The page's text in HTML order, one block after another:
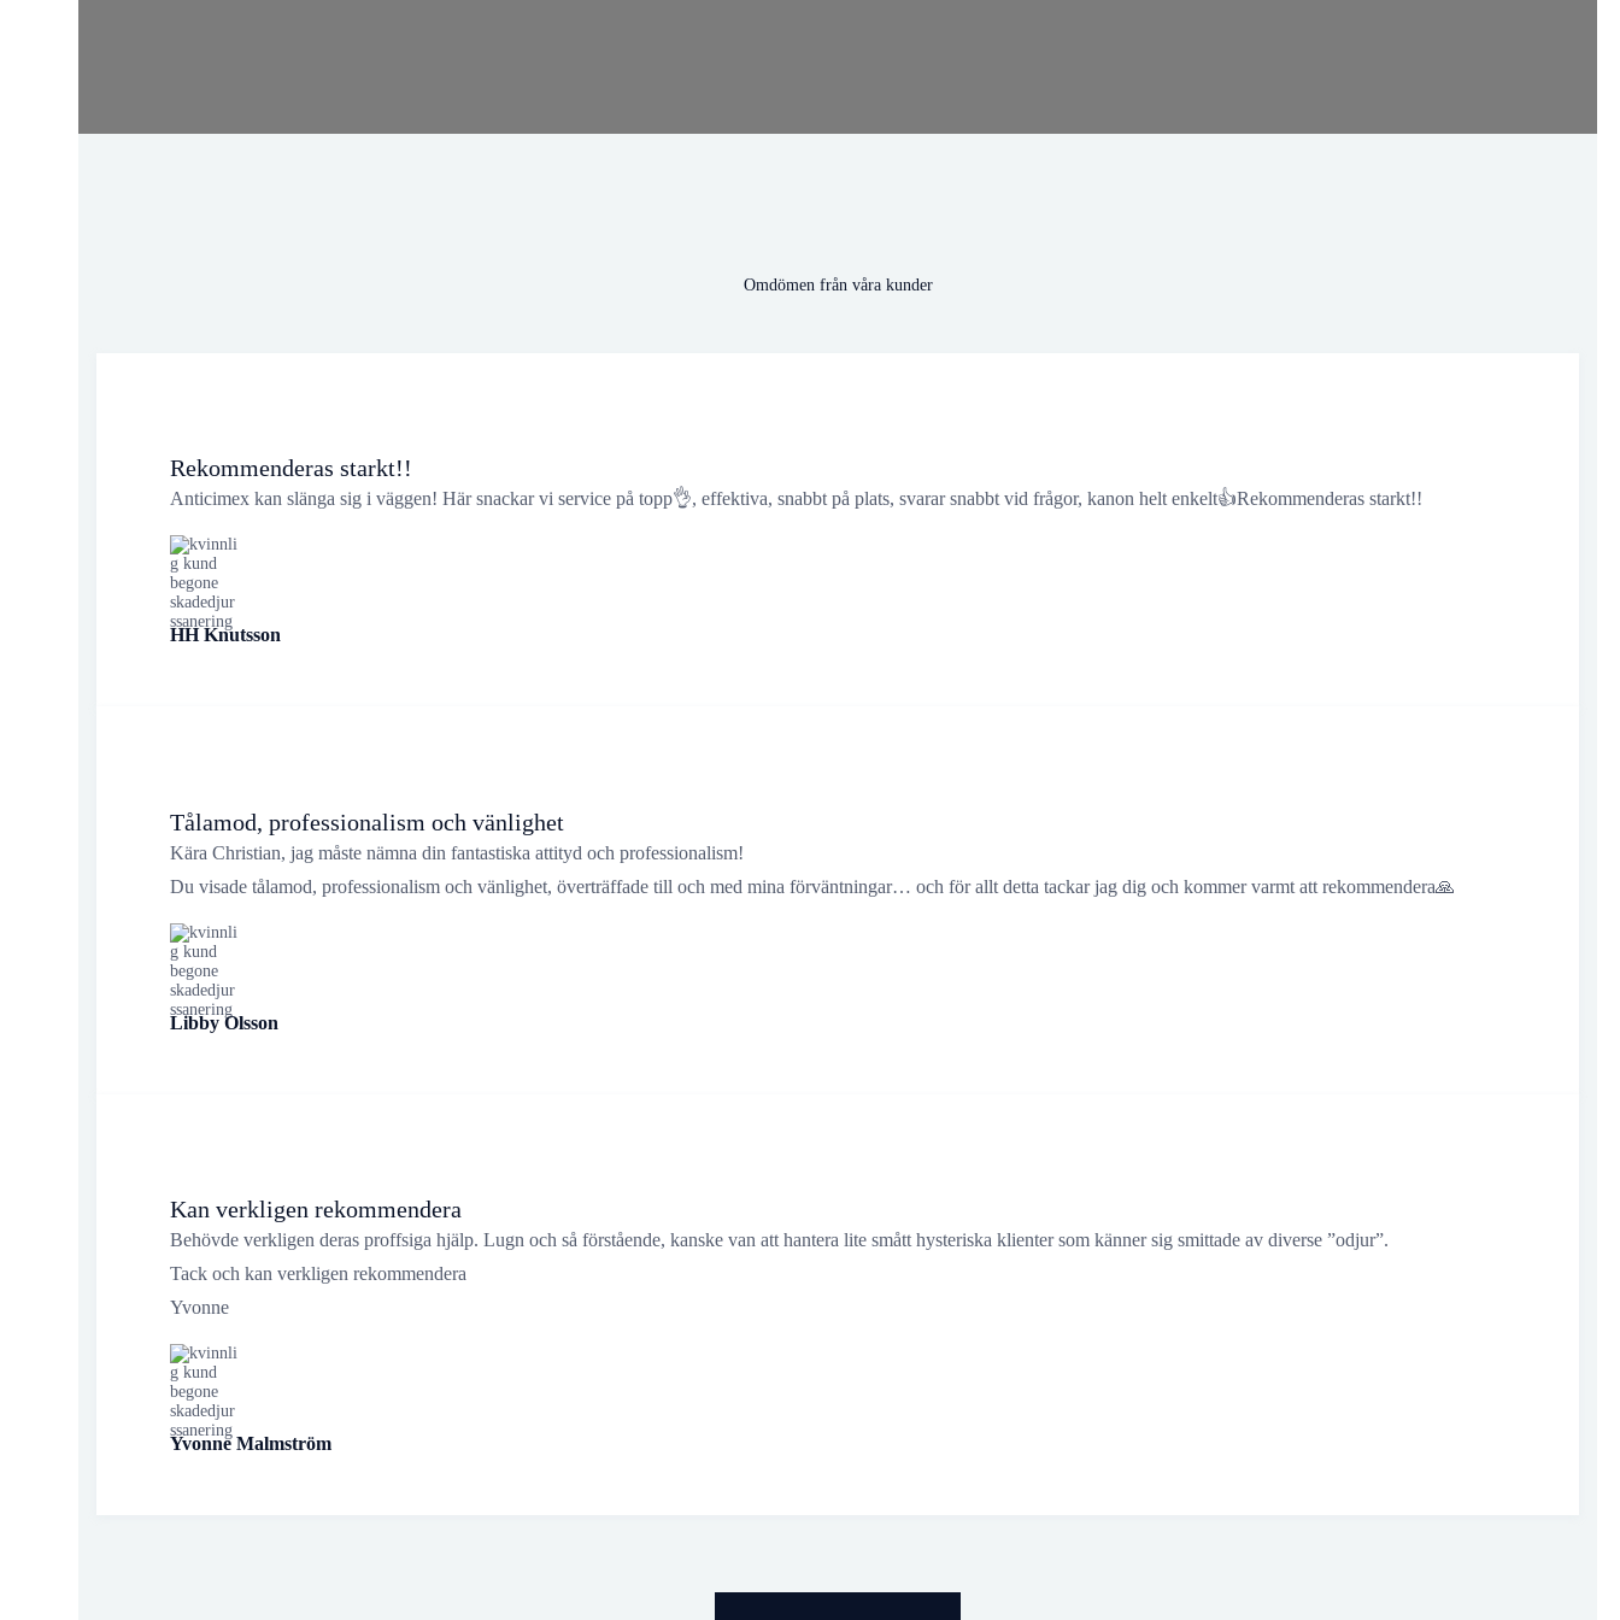
Omdömen från våra kunder
Rekommenderas starkt!!
Anticimex kan slänga sig i väggen! Här snackar vi service på topp👌, effektiva, snabbt på plats, svarar snabbt vid frågor, kanon helt enkelt👍Rekommenderas starkt!!
HH Knutsson
Tålamod, professionalism och vänlighet
Kära Christian, jag måste nämna din fantastiska attityd och professionalism!
Du visade tålamod, professionalism och vänlighet, överträffade till och med mina förväntningar… och för allt detta tackar jag dig och kommer varmt att rekommendera🙏
Libby Olsson
Kan verkligen rekommendera
Behövde verkligen deras proffsiga hjälp. Lugn och så förstående, kanske van att hantera lite smått hysteriska klienter som känner sig smittade av diverse ”odjur”.
Tack och kan verkligen rekommendera
Yvonne
Yvonne Malmström